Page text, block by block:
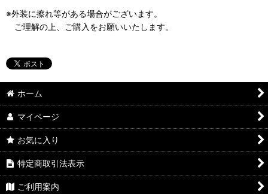
※外装に擦れ等がある場合がございます。
ご理解の上、ご購入をお願いいたします。
ホーム
マイページ
お気に入り
特定商取引法表示
ご利用案内